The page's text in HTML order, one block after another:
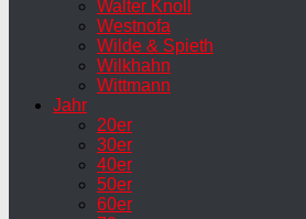
Walter Knoll
Westnofa
Wilde & Spieth
Wilkhahn
Wittmann
Jahr
20er
30er
40er
50er
60er